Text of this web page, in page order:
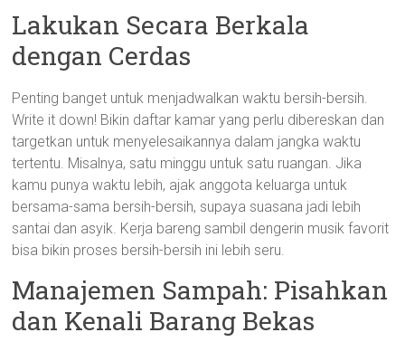
Lakukan Secara Berkala
dengan Cerdas
Penting banget untuk menjadwalkan waktu bersih-bersih.
Write it down! Bikin daftar kamar yang perlu dibereskan dan
targetkan untuk menyelesaikannya dalam jangka waktu
tertentu. Misalnya, satu minggu untuk satu ruangan. Jika
kamu punya waktu lebih, ajak anggota keluarga untuk
bersama-sama bersih-bersih, supaya suasana jadi lebih
santai dan asyik. Kerja bareng sambil dengerin musik favorit
bisa bikin proses bersih-bersih ini lebih seru.
Manajemen Sampah: Pisahkan
dan Kenali Barang Bekas